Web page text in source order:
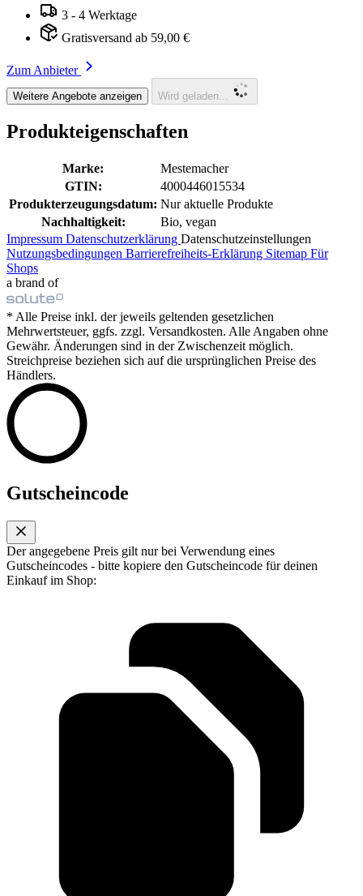
3 - 4 Werktage
Gratisversand ab 59,00 €
Zum Anbieter
Weitere Angebote anzeigen Wird geladen...
Produkteigenschaften
Marke:
Mestemacher
GTIN:
4000446015534
Produkterzeugungsdatum: Nur aktuelle Produkte
Nachhaltigkeit:
Bio, vegan
Impressum Datenschutzerklärung Datenschutzeinstellungen
Nutzungsbedingungen Barrierefreiheits-Erklärung Sitemap Für
Shops
a brand of
* Alle Preise inkl. der jeweils geltenden gesetzlichen
Mehrwertsteuer, ggfs. zzgl. Versandkosten. Alle Angaben ohne
Gewähr. Änderungen sind in der Zwischenzeit möglich.
Streichpreise beziehen sich auf die ursprünglichen Preise des
Händlers.
Gutscheincode
Der angegebene Preis gilt nur bei Verwendung eines
Gutscheincodes - bitte kopiere den Gutscheincode für deinen
Einkauf im Shop: